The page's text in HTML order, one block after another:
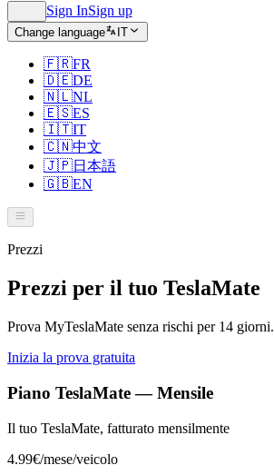
Sign InSign up
Change language IT
🇫🇷FR
🇩🇪DE
🇳🇱NL
🇪🇸ES
🇮🇹IT
🇨🇳中文
🇯🇵日本語
🇬🇧EN
Prezzi
Prezzi per il tuo TeslaMate
Prova MyTeslaMate senza rischi per 14 giorni.
Inizia la prova gratuita
Piano TeslaMate — Mensile
Il tuo TeslaMate, fatturato mensilmente
4.99€/mese/veicolo